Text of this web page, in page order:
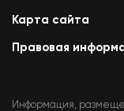
Карта сайта
Правовая
Информация,